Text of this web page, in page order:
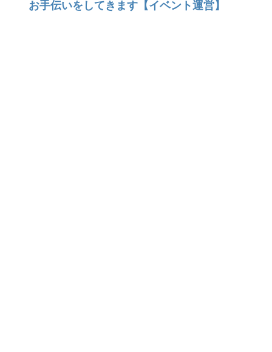
お手伝いをしてきます【イベント運営】